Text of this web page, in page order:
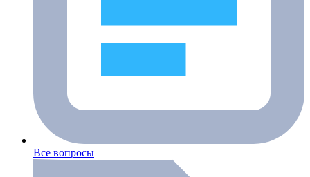
Все вопросы